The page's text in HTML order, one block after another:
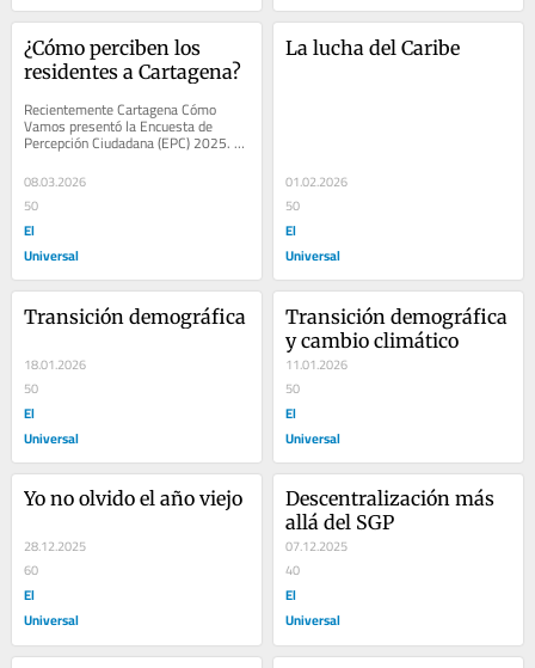
¿Cómo perciben los
residentes a Cartagena?
Recientemente Cartagena Cómo
Vamos presentó la Encuesta de
Percepción Ciudadana (EPC) 2025.
Como siempre, esta encuesta es una
excelente...
08.03.2026
50
El
Universal
La lucha del Caribe
01.02.2026
50
El
Universal
Transición demográfica
18.01.2026
50
El
Universal
Transición demográfica
y cambio climático
11.01.2026
50
El
Universal
Yo no olvido el año viejo
28.12.2025
60
El
Universal
Descentralización más
allá del SGP
07.12.2025
40
El
Universal